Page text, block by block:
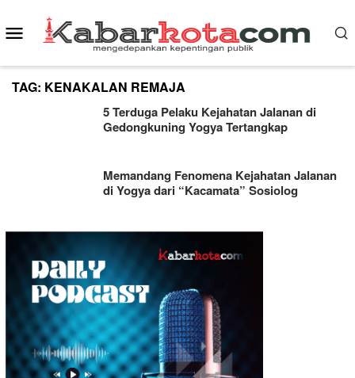
to
Mobile
TAG: KENAKALAN REMAJA
5 Terduga Pelaku Kejahatan Jalanan di
Gedongkuning Yogya Tertangkap
Memandang Fenomena Kejahatan Jalanan
di Yogya dari “Kacamata” Sosiolog